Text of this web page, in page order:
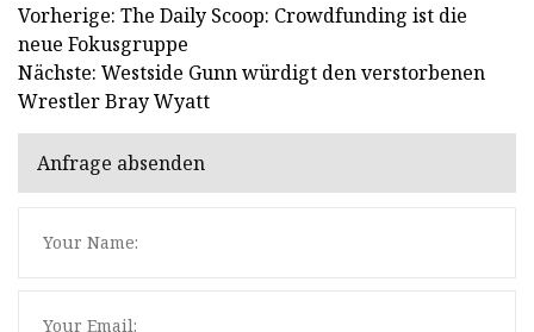
Vorherige: The Daily Scoop: Crowdfunding ist die
neue Fokusgruppe
Nächste: Westside Gunn würdigt den verstorbenen
Wrestler Bray Wyatt
Anfrage absenden